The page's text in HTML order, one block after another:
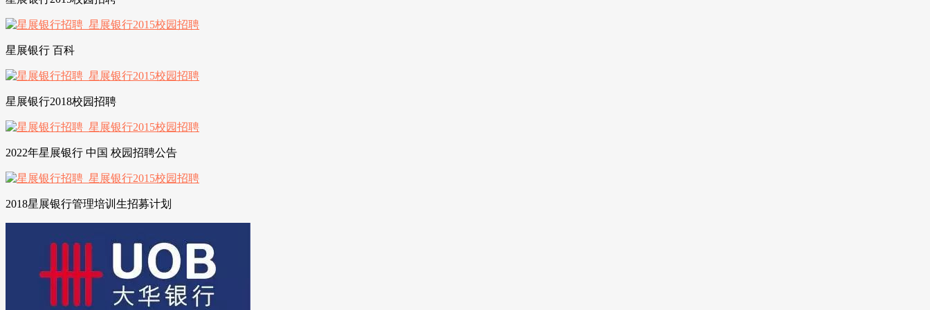
星展银行 百科
星展银行2018校园招聘
2022年星展银行 中国 校园招聘公告
2018星展银行管理培训生招募计划